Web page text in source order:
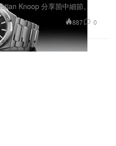
Knoop 分享箇中細節。
887 0